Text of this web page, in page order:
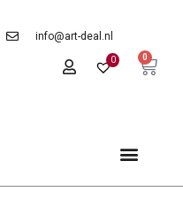
info@art-deal.nl
0 0